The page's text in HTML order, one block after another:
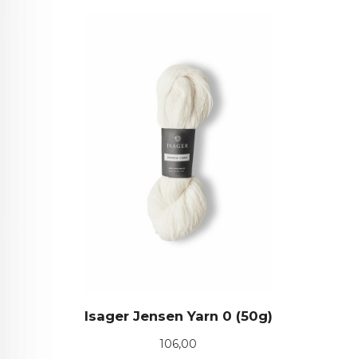
Isager Jensen Yarn 0 (50g)
Pris
106,00